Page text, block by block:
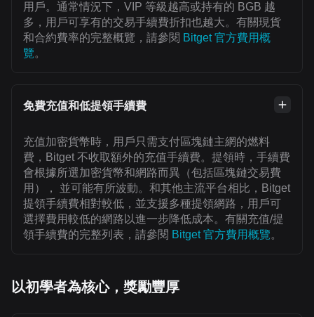
用戶。通常情況下，VIP 等級越高或持有的 BGB 越
多，用戶可享有的交易手續費折扣也越大。有關現貨
和合約費率的完整概覽，請參閱 Bitget 官方費用概
覽。
免費充值和低提領手續費
充值加密貨幣時，用戶只需支付區塊鏈主網的燃料
費，Bitget 不收取額外的充值手續費。提領時，手續費
會根據所選加密貨幣和網路而異（包括區塊鏈交易費
用）， 並可能有所波動。和其他主流平台相比，Bitget
提領手續費相對較低，並支援多種提領網路，用戶可
選擇費用較低的網路以進一步降低成本。有關充值/提
領手續費的完整列表，請參閱 Bitget 官方費用概覽。
以初學者為核心，獎勵豐厚